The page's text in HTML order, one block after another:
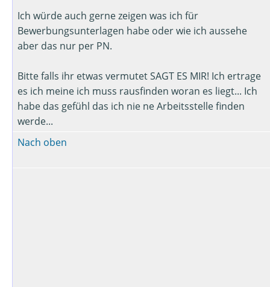
Ich würde auch gerne zeigen was ich für
Bewerbungsunterlagen habe oder wie ich aussehe
aber das nur per PN.
Bitte falls ihr etwas vermutet SAGT ES MIR! Ich ertrage
es ich meine ich muss rausfinden woran es liegt... Ich
habe das gefühl das ich nie ne Arbeitsstelle finden
werde...
Nach oben